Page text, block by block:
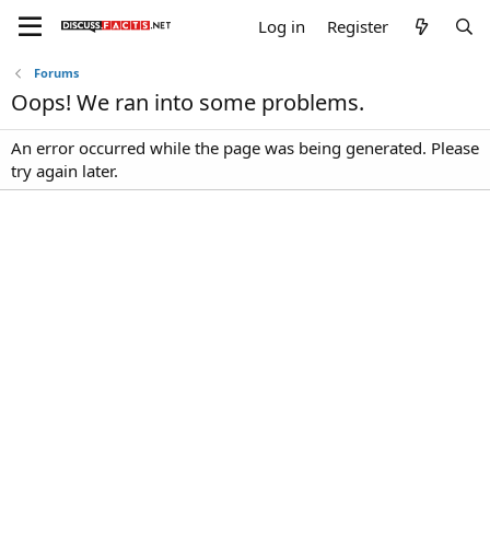
Log in Register
Forums
Oops! We ran into some problems.
An error occurred while the page was being generated. Please
try again later.